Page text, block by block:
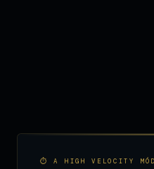
⏱ A HIGH VELOCITY